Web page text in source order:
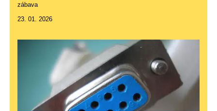
zábava
23. 01. 2026